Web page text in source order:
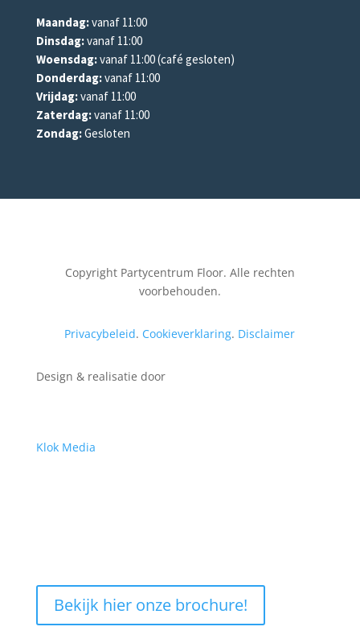
Maandag:vanaf 11:00
Dinsdag:vanaf 11:00
Woensdag:vanaf 11:00 (café gesloten)
Donderdag:vanaf 11:00
Vrijdag:vanaf 11:00
Zaterdag:vanaf 11:00
Zondag:Gesloten
Copyright Partycentrum Floor. Alle rechten
voorbehouden.
Privacybeleid. Cookieverklaring. Disclaimer
Design & realisatie door
Klok Media
Bekijk hier onze brochure!